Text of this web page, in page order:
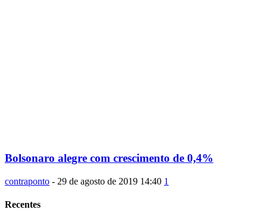
Bolsonaro alegre com crescimento de 0,4%
contraponto - 29 de agosto de 2019 14:40 1
Recentes